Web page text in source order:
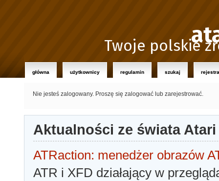
Twoje polskie
główna użytkownicy regulamin szukaj
Nie jesteś zalogowany. Proszę się zalogować lub zarejestrować.
Aktualności ze świata Atari
ATRaction: menedżer obrazów
ATR i XFD działający w